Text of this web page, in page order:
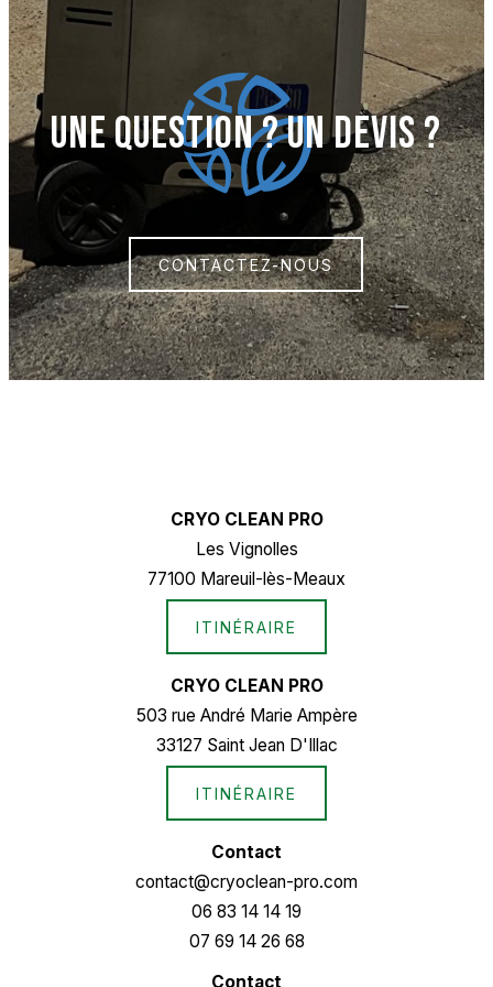
UNE QUESTION ? UN DEVIS ?
CONTACTEZ-NOUS
CRYO CLEAN PRO
Les Vignolles
77100 Mareuil-lès-Meaux
ITINÉRAIRE
CRYO CLEAN PRO
503 rue André Marie Ampère
33127 Saint Jean D'Illac
ITINÉRAIRE
Contact
contact@cryoclean-pro.com
06 83 14 14 19
07 69 14 26 68
Contact